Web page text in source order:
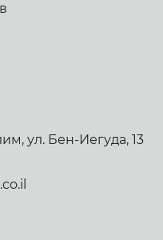
ул. Бен-Иегуда, 13